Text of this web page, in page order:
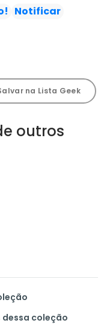
enfrentando vilões
Notificar
na Lista Geek
outros
coleção